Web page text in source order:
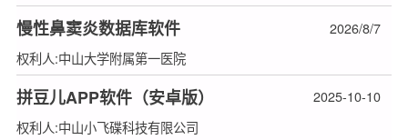
慢性鼻窦炎数据库软件
2026/8/7
权利人:中山大学附属第一医院
拼豆儿APP软件（安卓版）
2025-10-10
权利人:中山小飞碟科技有限公司